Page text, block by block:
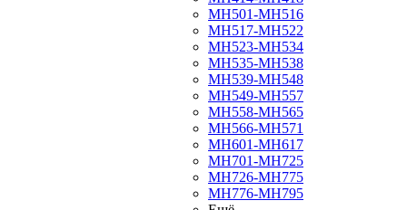
МН501-МН516
МН517-МН522
МН523-МН534
МН535-МН538
МН539-МН548
МН549-МН557
МН558-МН565
МН566-МН571
МН601-МН617
МН701-МН725
МН726-МН775
МН776-МН795